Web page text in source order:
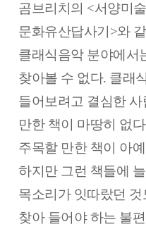
곰브리치의 <서양미
문화유산답사기>와
클래식음악 분야에서
찾아볼 수 없다. 클래
들어보려고 결심한
만한 책이 마땅히 없
주목할 만한 책이 아
하지만 그런 책들에
목소리가 잇따랐던
찾아 들어야 하는 불